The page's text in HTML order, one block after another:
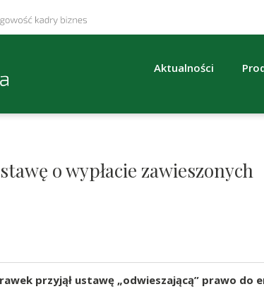
Aktualności
o wypłacie zawieszonych
przyjął ustawę „odwieszającą” prawo do